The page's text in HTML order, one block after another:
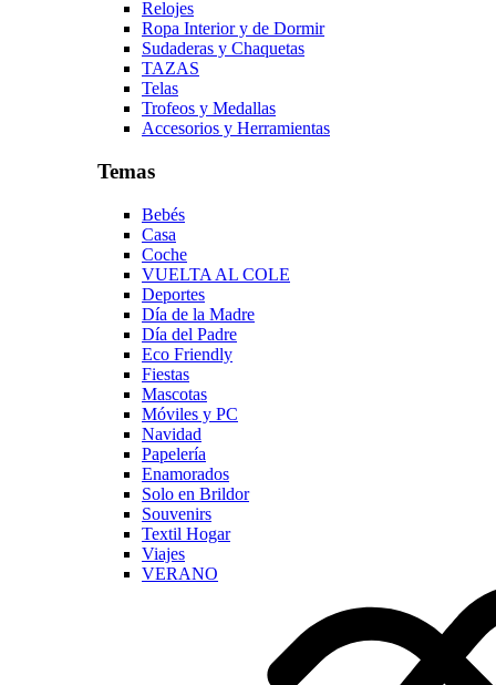
Relojes
Ropa Interior y de Dormir
Sudaderas y Chaquetas
TAZAS
Telas
Trofeos y Medallas
Accesorios y Herramientas
Temas
Bebés
Casa
Coche
VUELTA AL COLE
Deportes
Día de la Madre
Día del Padre
Eco Friendly
Fiestas
Mascotas
Móviles y PC
Navidad
Papelería
Enamorados
Solo en Brildor
Souvenirs
Textil Hogar
Viajes
VERANO